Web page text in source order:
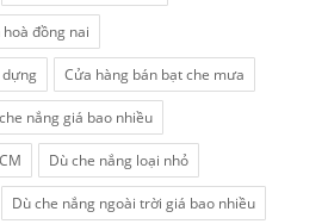
đồng nai
dựng Cửa hàng bán bạt che mưa
nắng giá bao nhiều
Dù che nắng loại nhỏ
Dù che nắng ngoài trời giá bao nhiều